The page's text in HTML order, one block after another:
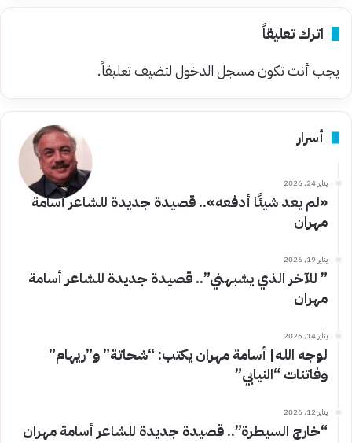
اترك تعليقاً
يجب أنت تكونمسجل الدخوللتضيف تعليقاً.
أسرار
يناير 24, 2026
«لم يعد شيئًا أدفعه».. قصيدة جديدة للشاعر أسامة
مهران
يناير 19, 2026
” للآخر الذي يشبهني”.. قصيدة جديدة للشاعر أسامة
مهران
يناير 14, 2026
لوجه الله| أسامة مهران يكتب: “شحاتة” و”ريهام”
وفاتنات “النيابي”
يناير 12, 2026
“خارج السيطرة”.. قصيدة جديدة للشاعر أسامة مهران